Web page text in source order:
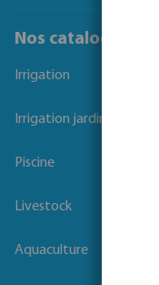
Nos catalogues
Irrigation
Irrigation jardins et parcs
Piscine
Livestock
Aquaculture